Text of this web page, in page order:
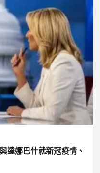
達娜巴什就新冠疫情、